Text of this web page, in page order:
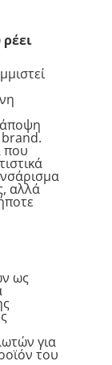
brand.
που
αλλά
ως
για
του